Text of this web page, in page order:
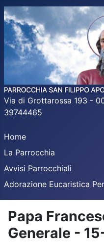
Via di Grottarossa 193 -
39744465
Home
La Parrocchia
Avvisi Parrocchiali
Adorazione Eucaristica
Papa
Generale -